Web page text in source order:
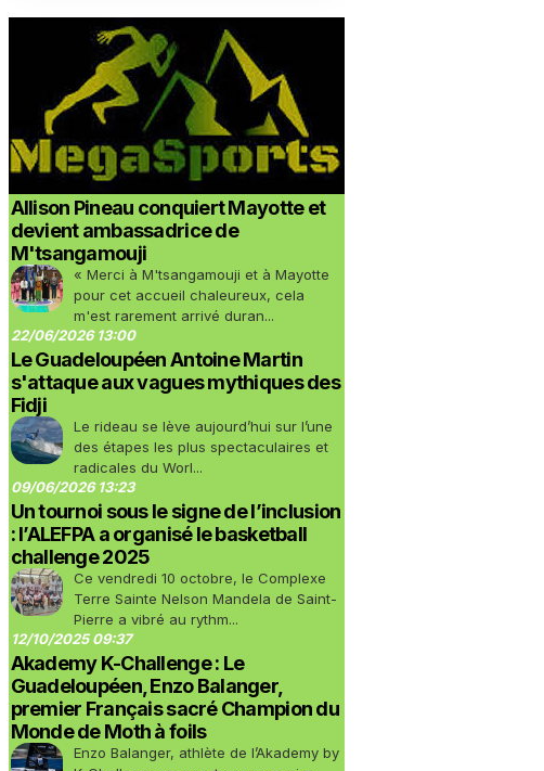
Allison Pineau conquiert Mayotte et
devient ambassadrice de
M'tsangamouji
« Merci à M'tsangamouji et à Mayotte
pour cet accueil chaleureux, cela
m'est rarement arrivé duran...
22/06/2026 13:00
Le Guadeloupéen Antoine Martin
s'attaque aux vagues mythiques des
Fidji
Le rideau se lève aujourd’hui sur l’une
des étapes les plus spectaculaires et
radicales du Worl...
09/06/2026 13:23
Un tournoi sous le signe de l’inclusion
: l’ALEFPA a organisé le basketball
challenge 2025
Ce vendredi 10 octobre, le Complexe
Terre Sainte Nelson Mandela de Saint-
Pierre a vibré au rythm...
12/10/2025 09:37
Akademy K-Challenge : Le
Guadeloupéen, Enzo Balanger,
premier Français sacré Champion du
Monde de Moth à foils
Enzo Balanger, athlète de l’Akademy by